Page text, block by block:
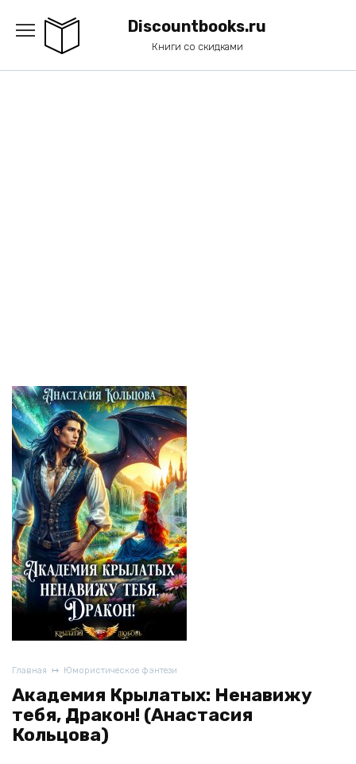
содержанию
Discountbooks.ru
Книги со скидками
Главная Юмористическое фэнтези
Академия Крылатых: Ненавижу
тебя, Дракон! (Анастасия
Кольцова)